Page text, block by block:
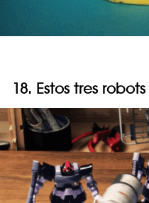
18. Estos tres